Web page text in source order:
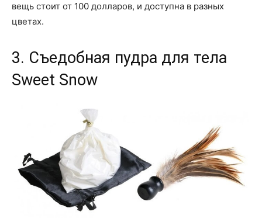
вещь стоит от 100 долларов, и доступна в разных
цветах.
3. Съедобная пудра для тела
Sweet Snow